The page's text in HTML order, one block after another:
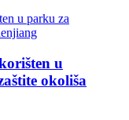
u
okoliša